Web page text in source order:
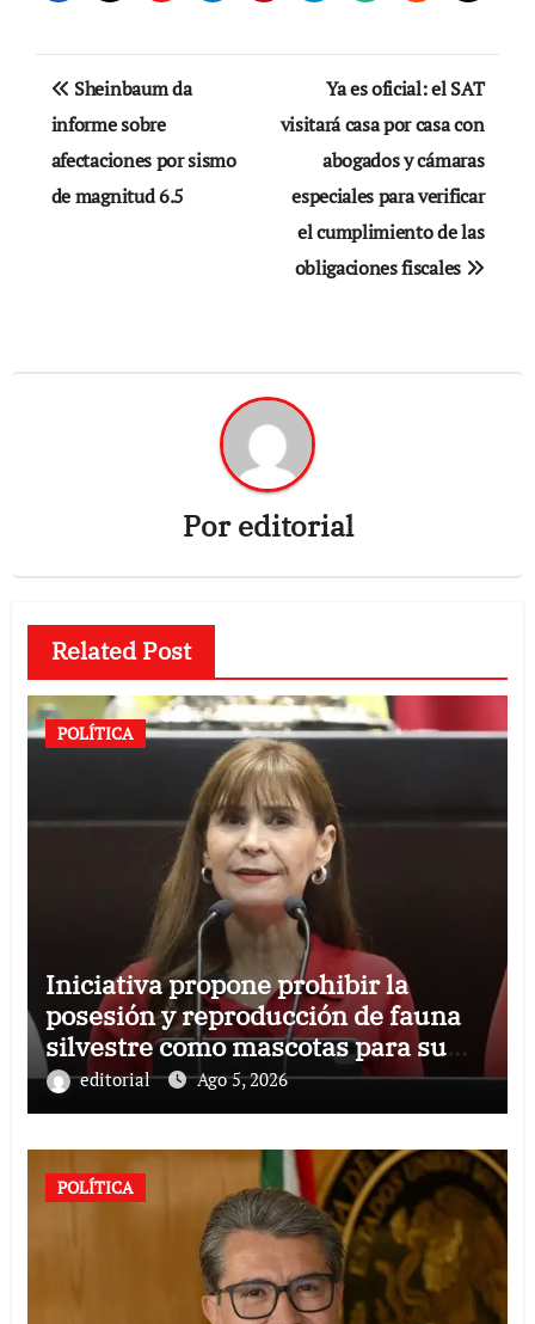
Navegación
de
entradas
Sheinbaum da
informe sobre
afectaciones por sismo
de magnitud 6.5
Ya es oficial: el SAT
visitará casa por casa con
abogados y cámaras
especiales para verificar
el cumplimiento de las
obligaciones fiscales
Poreditorial
Related Post
POLÍTICA
Iniciativa propone prohibir la
posesión y reproducción de fauna
silvestre como mascotas para su
comercialización
editorial Ago 5, 2026
POLÍTICA